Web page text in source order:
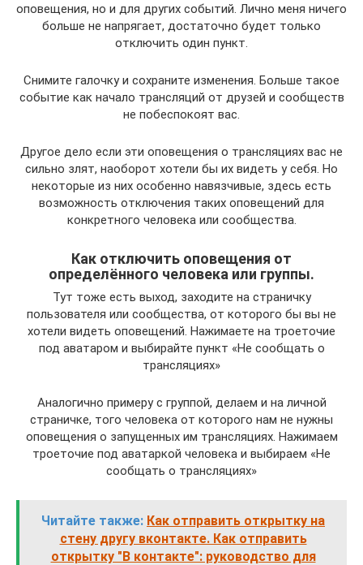
оповещения, но и для других событий. Лично меня ничего
больше не напрягает, достаточно будет только
отключить один пункт.
Снимите галочку и сохраните изменения. Больше такое
событие как начало трансляций от друзей и сообществ
не побеспокоят вас.
Другое дело если эти оповещения о трансляциях вас не
сильно злят, наоборот хотели бы их видеть у себя. Но
некоторые из них особенно навязчивые, здесь есть
возможность отключения таких оповещений для
конкретного человека или сообщества.
Как отключить оповещения от
определённого человека или группы.
Тут тоже есть выход, заходите на страничку
пользователя или сообщества, от которого бы вы не
хотели видеть оповещений. Нажимаете на троеточие
под аватаром и выбирайте пункт «Не сообщать о
трансляциях»
Аналогично примеру с группой, делаем и на личной
страничке, того человека от которого нам не нужны
оповещения о запущенных им трансляциях. Нажимаем
троеточие под аватаркой человека и выбираем «Не
сообщать о трансляциях»
Читайте также: Как отправить открытку на
стену другу вконтакте. Как отправить
открытку "В контакте": руководство для